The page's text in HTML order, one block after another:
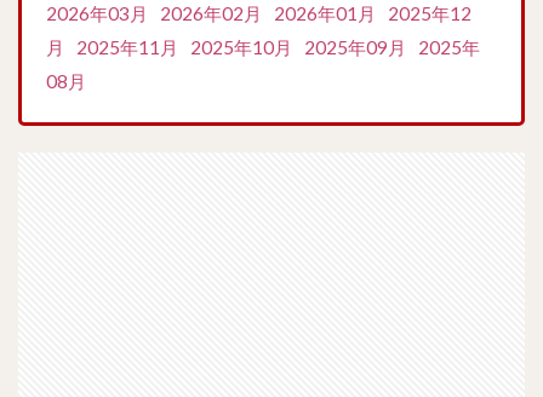
2026年03月 2026年02月 2026年01月
2025年12
月
2025年11月 2025年10月 2025年09月
2025年
08月